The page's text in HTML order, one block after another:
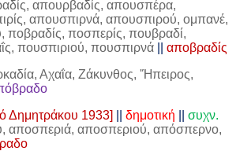
απουρβαδίς, απουσπέρα,
απουσπιρνά, απουσπιρού, ομπανέ,
ποβραδίς, ποσπερίς, πουβραδί,
πουσπιριού, πουσπιρνά
αποβραδίς
Αχαΐα, Ζάκυνθος, 'Ήπειρος,
Δημητράκου 1933]
δημοτική
συχν.
αποσπεριά, αποσπεριού, απόσπερνο,